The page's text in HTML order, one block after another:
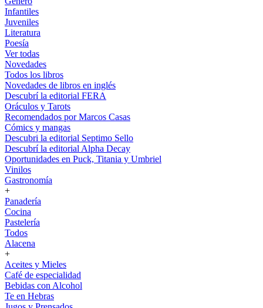
Infantiles
Juveniles
Literatura
Poesía
Ver todas
Novedades
Todos los libros
Novedades de libros en inglés
Descubrí la editorial FERA
Oráculos y Tarots
Recomendados por Marcos Casas
Cómics y mangas
Descubri la editorial Septimo Sello
Descubrí la editorial Alpha Decay
Oportunidades en Puck, Titania y Umbriel
Vinilos
Gastronomía
+
Panadería
Cocina
Pastelería
Todos
Alacena
+
Aceites y Mieles
Café de especialidad
Bebidas con Alcohol
Te en Hebras